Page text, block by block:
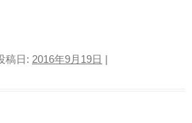
稿日: 2016年9月19日